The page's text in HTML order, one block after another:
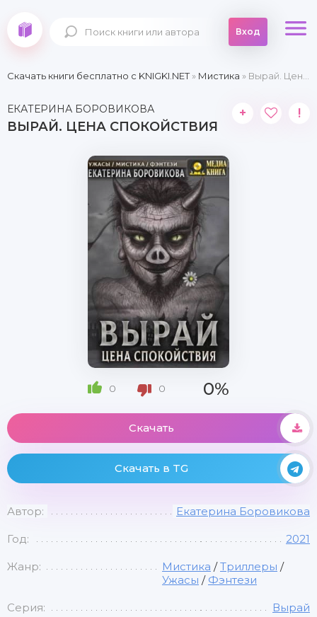
Вход
Скачать книги бесплатно c KNIGKI.NET» Мистика » Вырай. Цена спокойствия
ЕКАТЕРИНА БОРОВИКОВА
ВЫРАЙ. ЦЕНА СПОКОЙСТВИЯ
+ !
0 0 0%
Скачать
Скачать в TG
Автор: Екатерина Боровикова
Год: 2021
Жанр: Мистика /Триллеры /
Ужасы / Фэнтези
Серия: Вырай